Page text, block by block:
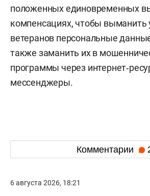
положенных единовременных
компенсациях, чтобы выманить
ветеранов персональные
также заманить их в
программы через
мессенджеры.
Комментарии
6 августа 2026, 18:21